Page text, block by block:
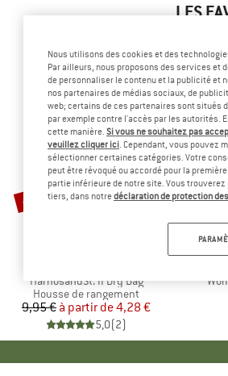
LES
Article
HarnosandSt. II Dry Bag
Product group
Housse de rangement
Prix
9,95 € Prix réduit
à partir de4,28 €
5,0(2)
Remise
-57 % -
Nous utilisons des cookies et des
Par ailleurs, nous proposons des services et
de personnaliser le contenu et la publicité et
nos partenaires de médias sociaux, de
web; certains de ces partenaires sont situés
par exemple contre l'accès par les autorités.
cette manière. Si vous ne souhaitez pas
veuillez cliquer ici. Cependant, vous pouvez
sélectionner certaines catégories. Votre
peut être révoqué ou accordé pour la
partie inférieure de notre site. Vous
tiers, dans notredéclaration de protection